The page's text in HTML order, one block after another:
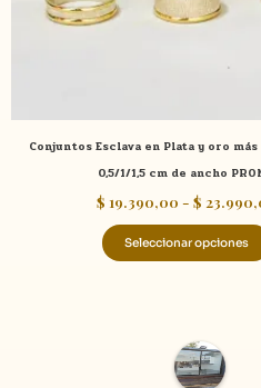
Conjuntos Esclava en Plata y oro
0,5/1/1,5 cm de ancho
$ 19.390,00 - $
Seleccionar opciones
Adriana Ghisoli
hace 3 meses